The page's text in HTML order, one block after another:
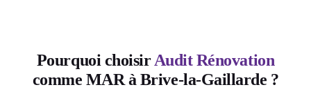
Pourquoi choisirAudit Rénovation
comme MAR à Brive-la-Gaillarde ?